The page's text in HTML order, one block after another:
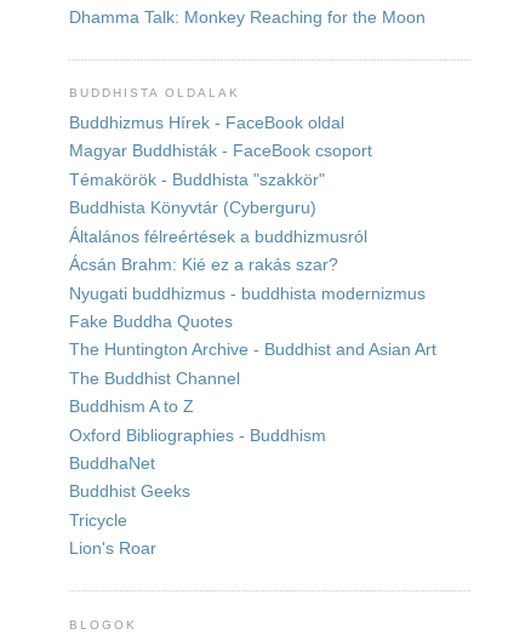
Dhamma Talk: Monkey Reaching for the Moon
BUDDHISTA OLDALAK
Buddhizmus Hírek - FaceBook oldal
Magyar Buddhisták - FaceBook csoport
Témakörök - Buddhista "szakkör"
Buddhista Könyvtár (Cyberguru)
Általános félreértések a buddhizmusról
Ácsán Brahm: Kié ez a rakás szar?
Nyugati buddhizmus - buddhista modernizmus
Fake Buddha Quotes
The Huntington Archive - Buddhist and Asian Art
The Buddhist Channel
Buddhism A to Z
Oxford Bibliographies - Buddhism
BuddhaNet
Buddhist Geeks
Tricycle
Lion's Roar
BLOGOK